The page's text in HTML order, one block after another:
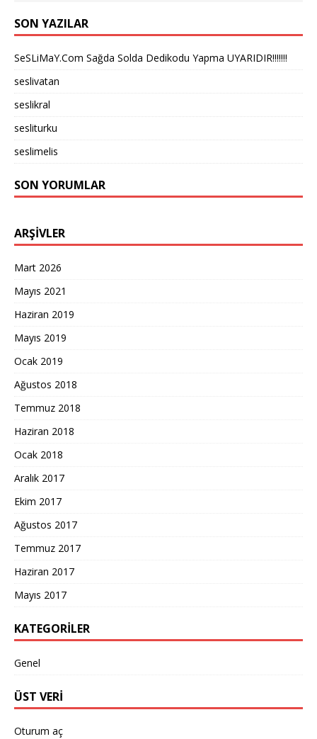
SON YAZILAR
SeSLiMaY.Com Sağda Solda Dedikodu Yapma UYARIDIR!!!!!!!
seslivatan
seslikral
sesliturku
seslimelis
SON YORUMLAR
ARŞIVLER
Mart 2026
Mayıs 2021
Haziran 2019
Mayıs 2019
Ocak 2019
Ağustos 2018
Temmuz 2018
Haziran 2018
Ocak 2018
Aralık 2017
Ekim 2017
Ağustos 2017
Temmuz 2017
Haziran 2017
Mayıs 2017
KATEGORILER
Genel
ÜST VERI
Oturum aç